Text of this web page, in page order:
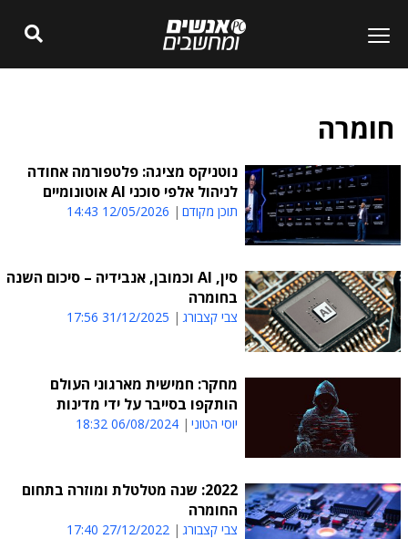
חומרה
נוטניקס מציגה: פלטפורמה אחודה
לניהול אלפי סוכני AI אוטונומיים
תוכן מקודם 12/05/2026 14:43
סין, AI וכמובן, אנבידיה – סיכום השנה
בחומרה
צבי קצבורג 31/12/2025 17:56
מחקר: חמישית מארגוני העולם
הותקפו בסייבר על ידי מדינות
יוסי הטוני 06/08/2024 18:32
2022: שנה מטלטלת ומוזרה בתחום
החומרה
צבי קצבורג 27/12/2022 17:40